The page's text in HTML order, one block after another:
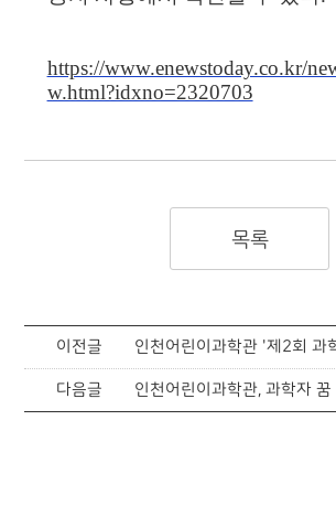
https://www.enewstoday.co.kr/
w.html?idxno=2320703
목록
이전글 인천어린이과학관 '제2회 과
다음글 인천어린이과학관, 과학자 꿈 키우키 ‘뉴턴의